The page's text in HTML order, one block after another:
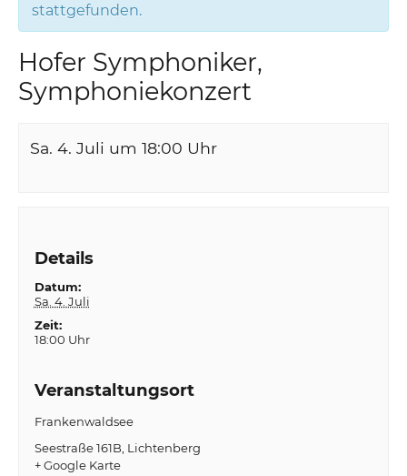
stattgefunden.
Hofer Symphoniker,
Symphoniekonzert
Sa. 4. Juli um 18:00 Uhr
Details
Datum:
Sa. 4. Juli
Zeit:
18:00 Uhr
Veranstaltungsort
Frankenwaldsee
Seestraße 161B Lichtenberg
+ Google Karte